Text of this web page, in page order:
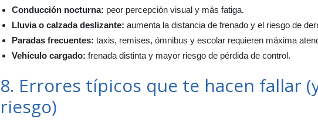
Conducción nocturna: peor percepción visual y más fatiga.
Lluvia o calzada deslizante: aumenta la distancia de frenado y el riesgo de
Paradas frecuentes: taxis, remises, ómnibus y escolar requieren máxima
Vehículo cargado: frenada distinta y mayor riesgo de pérdida de control.
8. Errores típicos que te hacen fallar
riesgo)